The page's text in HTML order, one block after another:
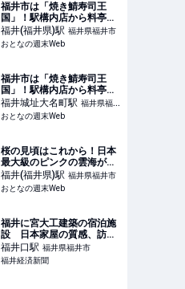
福井市は「焼き鯖寿司王
国」！駅構内店から料亭の
味までサバジェンヌおすす
め3品
福井(福井県)駅 福井県福井市
おとなの週末Web
福井市は「焼き鯖寿司王
国」！駅構内店から料亭の
味までサバジェンヌおすす
め3品
福井城址大名町駅 福井県福井
市
おとなの週末Web
桜の見頃はこれから！日本
最大級のピンクの雲海が覆
い尽くす、福井市の「ふく
い桜まつり」へ
福井(福井県)駅 福井県福井市
おとなの週末Web
福井に宮大工建築の宿泊施
設 日本家屋の質感、訪日
観光客にアピール
福井口駅 福井県福井市
福井経済新聞